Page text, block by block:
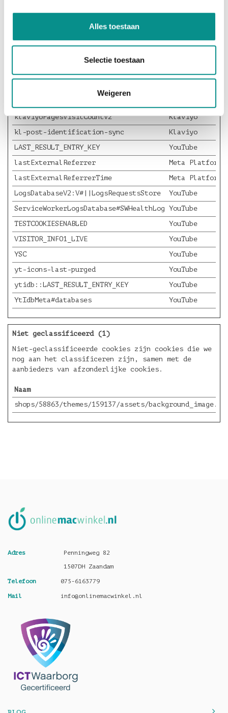
Alles toestaan
Selectie toestaan
Weigeren
_fbp
Meta
klaviyoPagesVisitCountV2
Klaviyo
kl-post-identification-sync
Klaviyo
LAST_RESULT_ENTRY_KEY
YouTube
lastExternalReferrer
Meta
lastExternalReferrerTime
Meta
LogsDatabaseV2:V#||LogsRequestsStore
YouTube
ServiceWorkerLogsDatabase#SWHealthLog YouTube
TESTCOOKIESENABLED
YouTube
VISITOR_INFO1_LIVE
YouTube
YSC
YouTube
yt-icons-last-purged
YouTube
ytidb::LAST_RESULT_ENTRY_KEY
YouTube
YtIdbMeta#databases
YouTube
Niet geclassificeerd (1)
Niet-geclassificeerde cookies zijn cookies die we
nog aan het classificeren zijn, samen met de
aanbieders van afzonderlijke cookies.
Naam
shops/58863/themes/159137/assets/
Adres
Penningweg 82
1507DH Zaandam
Telefoon 075-6163779
Mail info@onlinemacwinkel.nl